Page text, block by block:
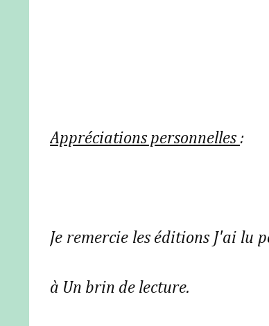
Appréciations personnelles :
Je remercie les éditions J'ai
à Un brin de lecture.